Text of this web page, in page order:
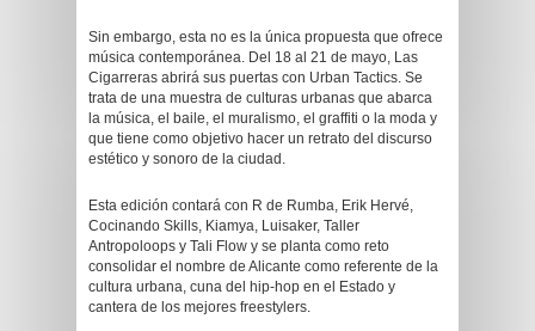
Sin embargo, esta no es la única propuesta que ofrece
música contemporánea. Del 18 al 21 de mayo, Las
Cigarreras abrirá sus puertas con Urban Tactics. Se
trata de una muestra de culturas urbanas que abarca
la música, el baile, el muralismo, el graffiti o la moda y
que tiene como objetivo hacer un retrato del discurso
estético y sonoro de la ciudad.
Esta edición contará con R de Rumba, Erik Hervé,
Cocinando Skills, Kiamya, Luisaker, Taller
Antropoloops y Tali Flow y se planta como reto
consolidar el nombre de Alicante como referente de la
cultura urbana, cuna del hip-hop en el Estado y
cantera de los mejores freestylers.